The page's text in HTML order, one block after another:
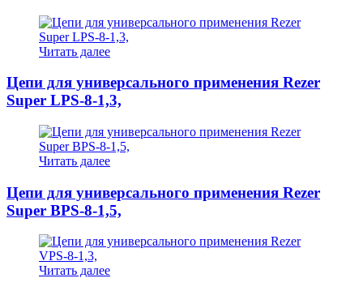
Читать далее
Цепи для универсального применения Rezer
Super LPS-8-1,3,
Читать далее
Цепи для универсального применения Rezer
Super BPS-8-1,5,
Читать далее